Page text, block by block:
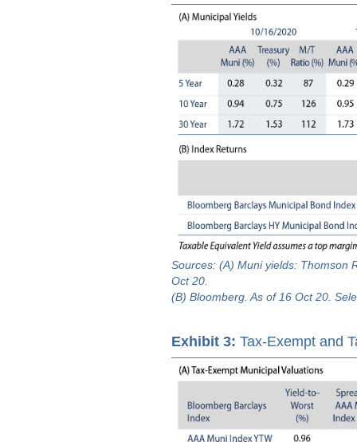
Sources: (A) Muni yields: Thomson
Oct 20.
(B) Bloomberg. As of 16 Oct 20.
Exhibit 3: Tax-Exempt and